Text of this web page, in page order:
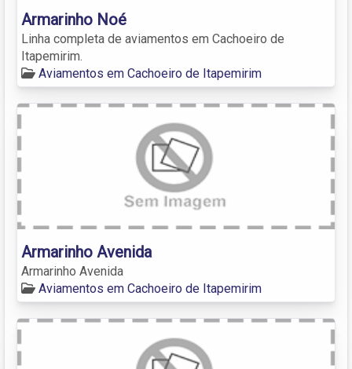
Armarinho Noé
Linha completa de aviamentos em Cachoeiro de
Itapemirim.
Aviamentos em Cachoeiro de Itapemirim
Armarinho Avenida
Armarinho Avenida
Aviamentos em Cachoeiro de Itapemirim